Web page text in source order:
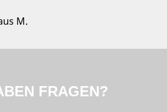
M.
FRAGEN?